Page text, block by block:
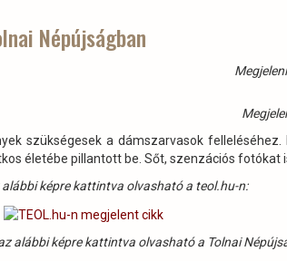
Népújságban
szükségesek a dámszarvasok
életébe pillantott be. Sőt, szenzációs fotókat
alábbi képre kattintva olvasható a teol.hu-n:
alábbi képre kattintva olvasható a Tolnai